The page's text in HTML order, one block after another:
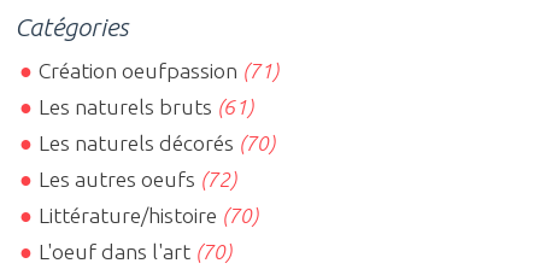
Catégories
Création oeufpassion (71)
Les naturels bruts (61)
Les naturels décorés (70)
Les autres oeufs (72)
Littérature/histoire (70)
L'oeuf dans l'art (70)